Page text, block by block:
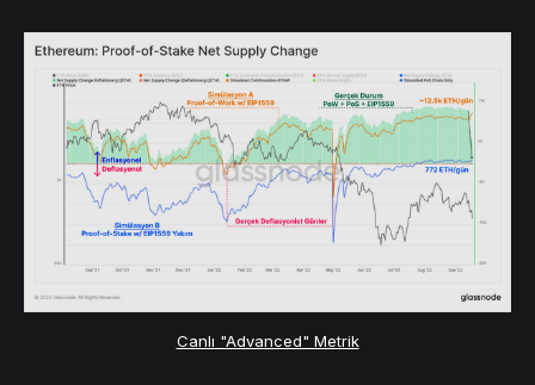
Canlı "Advanced" Metrik